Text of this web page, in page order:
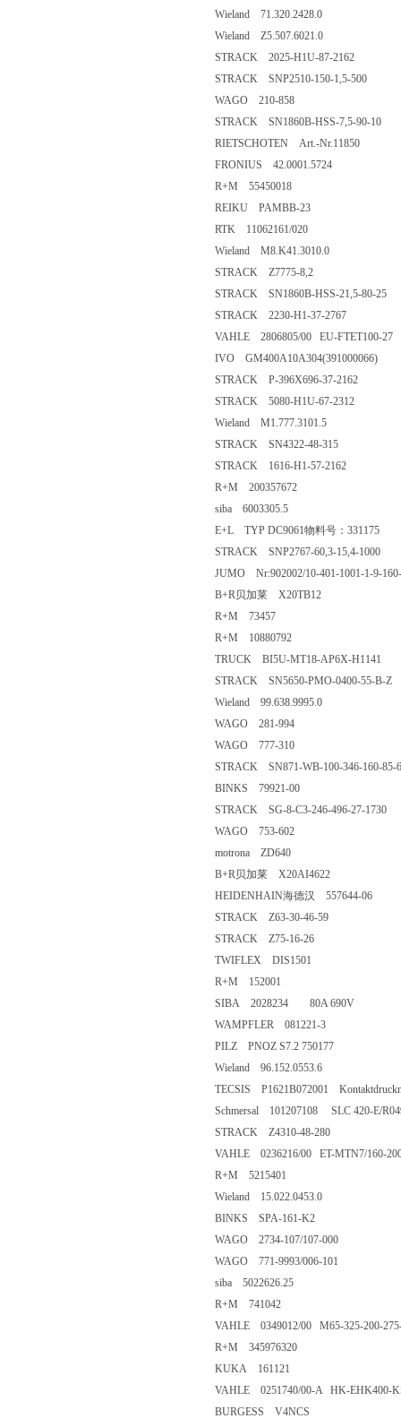
Wieland 71.320.2428.0
Wieland Z5.507.6021.0
STRACK 2025-H1U-87-2162
STRACK SNP2510-150-1,5-500
WAGO 210-858
STRACK SN1860B-HSS-7,5-90-10
RIETSCHOTEN Art.-Nr.11850
FRONIUS 42.0001.5724
R+M 55450018
REIKU PAMBB-23
RTK 11062161/020
Wieland M8.K41.3010.0
STRACK Z7775-8,2
STRACK SN1860B-HSS-21,5-80-25
STRACK 2230-H1-37-2767
VAHLE 2806805/00 EU-FTET100-27
IVO GM400A10A304(391000066)
STRACK P-396X696-37-2162
STRACK 5080-H1U-67-2312
Wieland M1.777.3101.5
STRACK SN4322-48-315
STRACK 1616-H1-57-2162
R+M 200357672
siba 6003305.5
E+L TYP DC9061物料号：331175
STRACK SNP2767-60,3-15,4-1000
JUMO Nr:902002/10-401-1001-1-9-
B+R贝加莱 X20TB12
R+M 73457
R+M 10880792
TRUCK BI5U-MT18-AP6X-H1141
STRACK SN5650-PMO-0400-55-B-Z
Wieland 99.638.9995.0
WAGO 281-994
WAGO 777-310
STRACK SN871-WB-100-346-160-85-
BINKS 79921-00
STRACK SG-8-C3-246-496-27-1730
WAGO 753-602
motrona ZD640
B+R贝加莱 X20AI4622
HEIDENHAIN海德汉 557644-06
STRACK Z63-30-46-59
STRACK Z75-16-26
TWIFLEX DIS1501
R+M 152001
SIBA 2028234 80A 690V
WAMPFLER 081221-3
PILZ PNOZ S7.2 750177
Wieland 96.152.0553.6
TECSIS P1621B072001
Schmersal 101207108 SLC 420-E/
STRACK Z4310-48-280
VAHLE 0236216/00 ET-MTN7/160-
R+M 5215401
Wieland 15.022.0453.0
BINKS SPA-161-K2
WAGO 2734-107/107-000
WAGO 771-9993/006-101
siba 5022626.25
R+M 741042
VAHLE 0349012/00 M65-325-200-
R+M 345976320
KUKA 161121
VAHLE 0251740/00-A HK-EHK400-
BURGESS V4NCS